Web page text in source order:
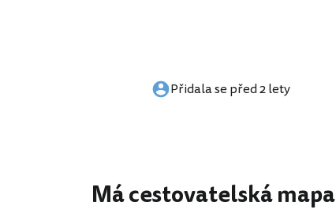
Přidala se před 2 lety
Má cestovatelská mapa